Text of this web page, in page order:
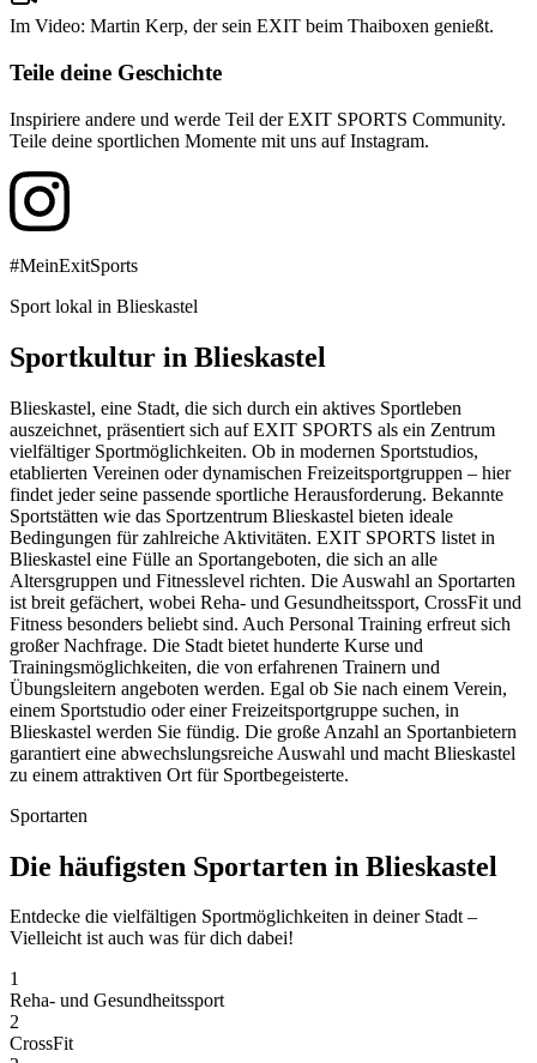
Im Video: Martin Kerp, der sein EXIT beim Thaiboxen genießt.
Teile deine Geschichte
Inspiriere andere und werde Teil der EXIT SPORTS Community.
Teile deine sportlichen Momente mit uns auf Instagram.
#MeinExitSports
Sport lokal in Blieskastel
Sportkultur in Blieskastel
Blieskastel, eine Stadt, die sich durch ein aktives Sportleben
auszeichnet, präsentiert sich auf EXIT SPORTS als ein Zentrum
vielfältiger Sportmöglichkeiten. Ob in modernen Sportstudios,
etablierten Vereinen oder dynamischen Freizeitsportgruppen – hier
findet jeder seine passende sportliche Herausforderung. Bekannte
Sportstätten wie das Sportzentrum Blieskastel bieten ideale
Bedingungen für zahlreiche Aktivitäten. EXIT SPORTS listet in
Blieskastel eine Fülle an Sportangeboten, die sich an alle
Altersgruppen und Fitnesslevel richten. Die Auswahl an Sportarten
ist breit gefächert, wobei Reha- und Gesundheitssport, CrossFit und
Fitness besonders beliebt sind. Auch Personal Training erfreut sich
großer Nachfrage. Die Stadt bietet hunderte Kurse und
Trainingsmöglichkeiten, die von erfahrenen Trainern und
Übungsleitern angeboten werden. Egal ob Sie nach einem Verein,
einem Sportstudio oder einer Freizeitsportgruppe suchen, in
Blieskastel werden Sie fündig. Die große Anzahl an Sportanbietern
garantiert eine abwechslungsreiche Auswahl und macht Blieskastel
zu einem attraktiven Ort für Sportbegeisterte.
Sportarten
Die häufigsten Sportarten in Blieskastel
Entdecke die vielfältigen Sportmöglichkeiten in deiner Stadt –
Vielleicht ist auch was für dich dabei!
1
Reha- und Gesundheitssport
2
CrossFit